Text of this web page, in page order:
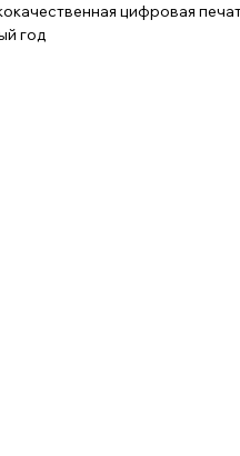
цифровая
год